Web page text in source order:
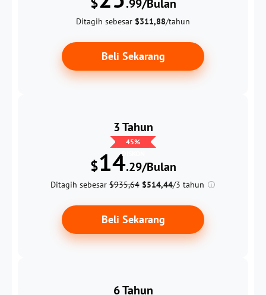
.99/Bulan
Ditagih sebesar $311,88/tahun
Beli Sekarang
3 Tahun
45%
DISKON
$14.29/Bulan
Ditagih sebesar$935,64 $514,44/3 tahun
Beli Sekarang
6 Tahun